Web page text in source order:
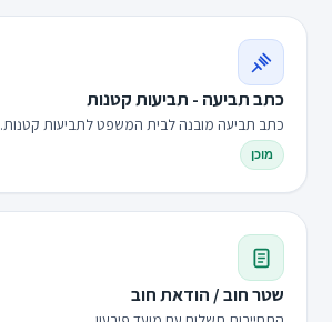
כתב תביעה - תביעות קטנות
כתב תביעה מובנה לבית המשפט לתביעות קטנות.
מוכן
שטר חוב / הודאת חוב